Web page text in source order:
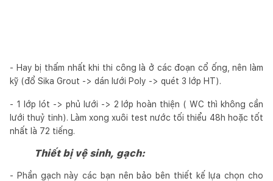
- Hay bị thấm nhất khi thi công là ở các đoạn cổ ống, nên làm
kỹ (đổ Sika Grout -> dán lưới Poly -> quét 3 lớp HT).
- 1 lớp lót -> phủ lưới -> 2 lớp hoàn thiện ( WC thì không cần
lưới thuỷ tinh). Làm xong xuôi test nước tối thiểu 48h hoặc tốt
nhất là 72 tiếng.
Thiết bị vệ sinh, gạch:
- Phần gạch này các bạn nên bảo bên thiết kế lựa chọn cho